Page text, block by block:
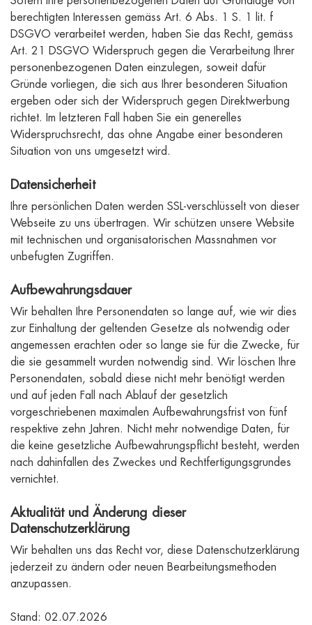
berechtigten Interessen gemäss Art. 6 Abs. 1 S. 1 lit. f
DSGVO verarbeitet werden, haben Sie das Recht, gemäss
Art. 21 DSGVO Widerspruch gegen die Verarbeitung Ihrer
personenbezogenen Daten einzulegen, soweit dafür
Gründe vorliegen, die sich aus Ihrer besonderen Situation
ergeben oder sich der Widerspruch gegen Direktwerbung
richtet. Im letzteren Fall haben Sie ein generelles
Widerspruchsrecht, das ohne Angabe einer besonderen
Situation von uns umgesetzt wird.
Datensicherheit
Ihre persönlichen Daten werden SSL-verschlüsselt von dieser
Webseite zu uns übertragen. Wir schützen unsere Website
mit technischen und organisatorischen Massnahmen vor
unbefugten Zugriffen.
Aufbewahrungsdauer
Wir behalten Ihre Personendaten so lange auf, wie wir dies
zur Einhaltung der geltenden Gesetze als notwendig oder
angemessen erachten oder so lange sie für die Zwecke, für
die sie gesammelt wurden notwendig sind. Wir löschen Ihre
Personendaten, sobald diese nicht mehr benötigt werden
und auf jeden Fall nach Ablauf der gesetzlich
vorgeschriebenen maximalen Aufbewahrungsfrist von fünf
respektive zehn Jahren. Nicht mehr notwendige Daten, für
die keine gesetzliche Aufbewahrungspflicht besteht, werden
nach dahinfallen des Zweckes und Rechtfertigungsgrundes
vernichtet.
Aktualität und Änderung dieser
Datenschutzerklärung
Wir behalten uns das Recht vor, diese Datenschutzerklärung
jederzeit zu ändern oder neuen Bearbeitungsmethoden
anzupassen.
Stand: 02.07.2026